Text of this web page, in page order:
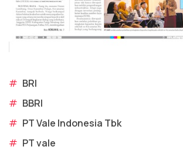
# BRI
# BBRI
# PT Vale Indonesia Tbk
# PT vale